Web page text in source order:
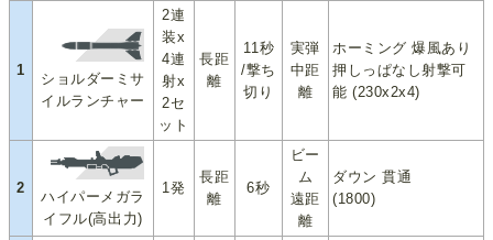
1
ショルダーミサ
イルランチャー
2連
装x
4連
射x
2セ
ット
長距
離
11秒
/撃ち
切り
実弾
中距
離
ホーミング 爆風あり
押しっぱなし射撃可
能 (230x2x4)
2
ハイパーメガラ
イフル(高出力)
1発
長距
離
6秒
ビー
ム
遠距
離
ダウン 貫通
(1800)